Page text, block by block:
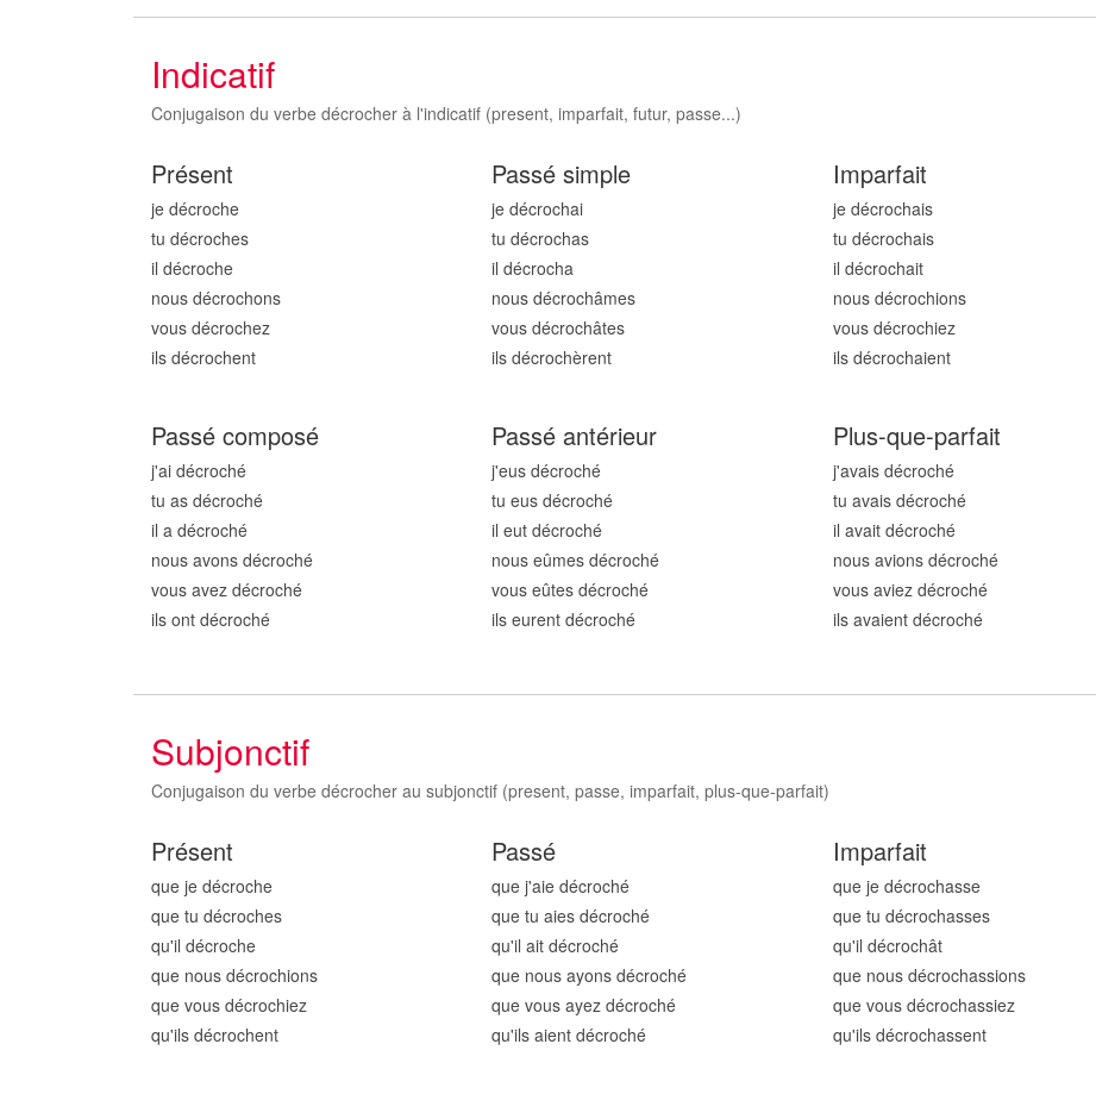
Indicatif
Conjugaison du verbe décrocher à l'indicatif (present, imparfait, futur, passe...)
Présent
je décroche
tu décroches
il décroche
nous décrochons
vous décrochez
ils décrochent
Passé simple
je décrochai
tu décrochas
il décrocha
nous décrochâmes
vous décrochâtes
ils décrochèrent
Imparfait
je décrochais
tu décrochais
il décrochait
nous décrochions
vous décrochiez
ils décrochaient
Passé composé
j'ai décroché
tu as décroché
il a décroché
nous avons décroché
vous avez décroché
ils ont décroché
Passé antérieur
j'eus décroché
tu eus décroché
il eut décroché
nous eûmes décroché
vous eûtes décroché
ils eurent décroché
Plus-que-parfait
j'avais décroché
tu avais décroché
il avait décroché
nous avions décroché
vous aviez décroché
ils avaient décroché
Subjonctif
Conjugaison du verbe décrocher au subjonctif (present, passe, imparfait, plus-que-parfait)
Présent
que je décroche
que tu décroches
qu'il décroche
que nous décrochions
que vous décrochiez
qu'ils décrochent
Passé
que j'aie décroché
que tu aies décroché
qu'il ait décroché
que nous ayons décroché
que vous ayez décroché
qu'ils aient décroché
Imparfait
que je décrochasse
que tu décrochasses
qu'il décrochât
que nous décrochassions
que vous décrochassiez
qu'ils décrochassent